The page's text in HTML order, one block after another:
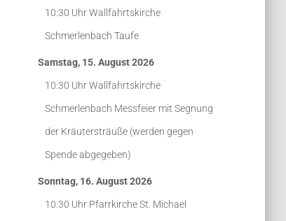
10:30 UhrWallfahrtskirche
Schmerlenbach Taufe
Samstag, 15. August 2026
10:30 UhrWallfahrtskirche
Schmerlenbach Messfeier mit Segnung
der Kräutersträuße (werden gegen
Spende abgegeben)
Sonntag, 16. August 2026
10:30 Uhr Pfarrkirche St. Michael